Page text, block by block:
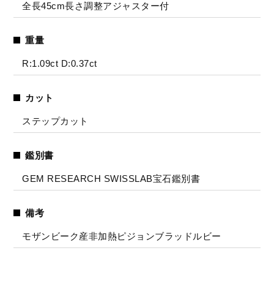
全長45cm長さ調整アジャスター付
重量
R:1.09ct D:0.37ct
カット
ステップカット
鑑別書
GEM RESEARCH SWISSLAB宝石鑑別書
備考
モザンビーク産非加熱ピジョンブラッドルビー